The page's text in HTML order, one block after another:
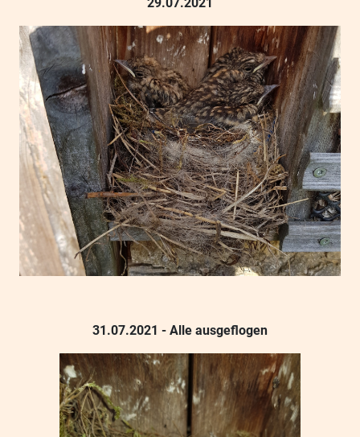
29.07.2021
31.07.2021 - Alle ausgeflogen